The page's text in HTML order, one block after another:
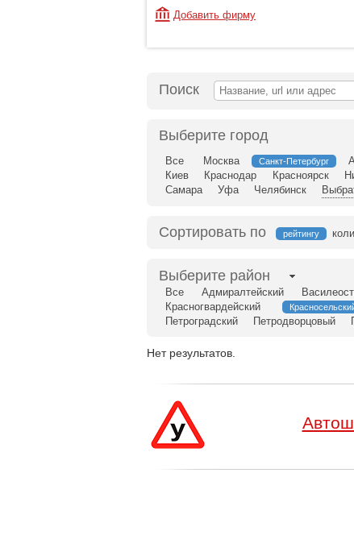
Добавить фирму
Поиск
Выберите город
Все Москва Санкт-Петербург
Киев
Краснодар Красноярск
Самара
Уфа Челябинск
Сортировать по рейтингу
Выберите район
Все Адмиралтейский
Красногвардейский
Петроградский
Петродворцовый
Нет результатов.